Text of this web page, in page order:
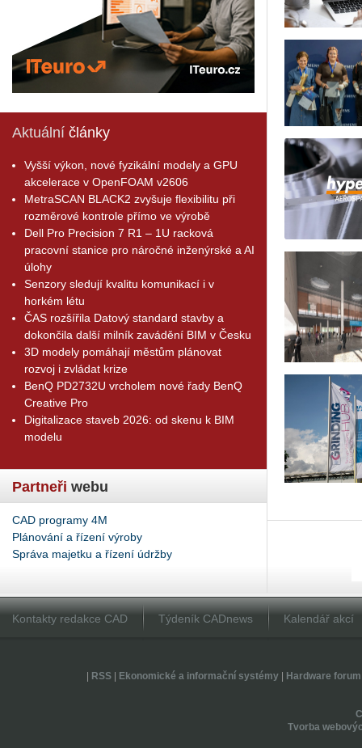
Aktuální články
Vyšší výkon, nové fyzikální modely a GPU
akcelerace v OpenFOAM v2606
MetraSCAN BLACK2 zvyšuje flexibilitu při
rozměrové kontrole přímo ve výrobě
Dell Pro Precision 7 R1 – 1U racková
pracovní stanice pro náročné inženýrské a AI
úlohy
Senzory sledují kvalitu komunikací i v
horkém létu
ČAS rozšířila Datový standard stavby a
dokončila další milník zavádění BIM v Česku
3D modely pomáhají městům plánovat
rozvoj i zvládat krize
BenQ PD2732U vrcholem nové řady BenQ
Creative Pro
Digitalizace staveb 2026: od skenu k BIM
modelu
Partneři webu
CAD programy 4M
Plánování a řízení výroby
Správa majetku a řízení údržby
Kontakty redakce CAD Týdeník CADnews Kalendář akcí
RSS| Ekonomické a informační systémy| Hardware forum
Tvorba